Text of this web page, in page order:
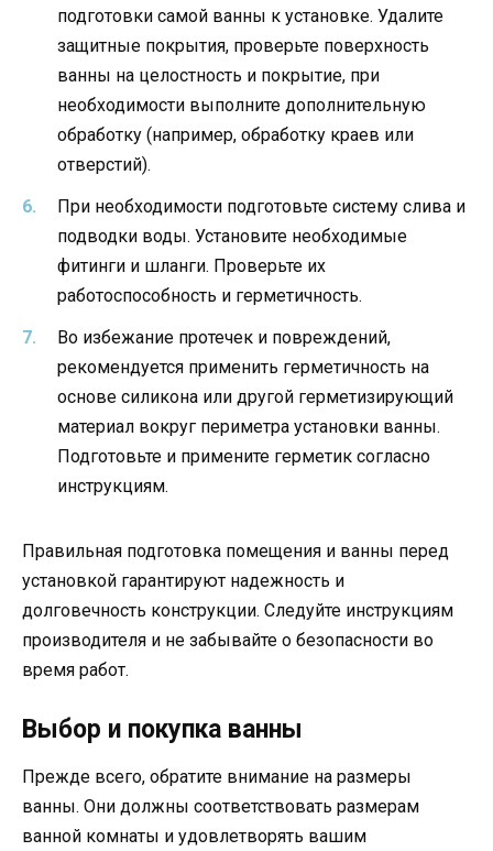
подготовки самой ванны к установке. Удалите
защитные покрытия, проверьте поверхность
ванны на целостность и покрытие, при
необходимости выполните дополнительную
обработку (например, обработку краев или
отверстий).
При необходимости подготовьте систему слива и
подводки воды. Установите необходимые
фитинги и шланги. Проверьте их
работоспособность и герметичность.
Во избежание протечек и повреждений,
рекомендуется применить герметичность на
основе силикона или другой герметизирующий
материал вокруг периметра установки ванны.
Подготовьте и примените герметик согласно
инструкциям.
Правильная подготовка помещения и ванны перед
установкой гарантируют надежность и
долговечность конструкции. Следуйте инструкциям
производителя и не забывайте о безопасности во
время работ.
Выбор и покупка ванны
Прежде всего, обратите внимание на размеры
ванны. Они должны соответствовать размерам
ванной комнаты и удовлетворять вашим